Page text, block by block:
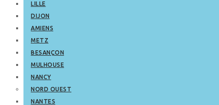
LILLE
DIJON
AMIENS
METZ
BESANÇON
MULHOUSE
NANCY
NORD OUEST
NANTES